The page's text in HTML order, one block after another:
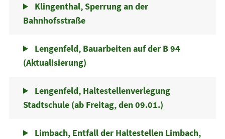
Klingenthal, Sperrung an der
Bahnhofsstraße
Lengenfeld, Bauarbeiten auf der B 94
(Aktualisierung)
Lengenfeld, Haltestellenverlegung
Stadtschule (ab Freitag, den 09.01.)
Limbach, Entfall der Haltestellen Limbach,